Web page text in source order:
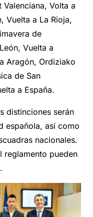
Volta a
Vuelta a La Rioja,
de
Vuelta a
Aragón, Ordiziako
de San
a España.
distinciones serán
española, así como
nacionales.
reglamento pueden
.